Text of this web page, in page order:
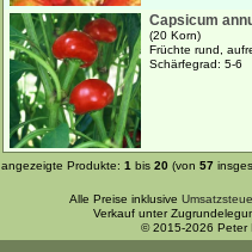
Capsicum
(20 Korn)
Früchte rund,
Schärfegrad: 5-6
angezeigte Produkte: 1 bis 20 (von 57
Alle Preise inklusive
Verkauf unter
© 2015-2026 Peter